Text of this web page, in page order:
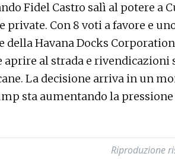
Fidel Castro salì al potere a
private. Con 8 voti a favore e
della Havana Docks
aprire al strada e
La decisione arriva in un
sta aumentando la pressione
Riproduzione